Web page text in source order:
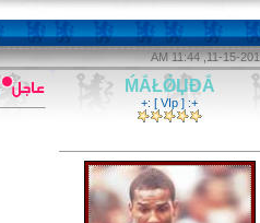
ḾẮŁǾЏĐẮ
+: [ VIp ] :+